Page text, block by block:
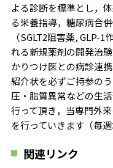
よる診断を標準とし，
る栄養指導，糖尿病合
（SGLT2阻害薬, GLP-
れる新規薬剤の開発治
かりつけ医との病診連
紹介状を必ずご持参の
圧・脂質異常などの生
行って頂き，当専門外
を行っていきます（毎週
関連リンク